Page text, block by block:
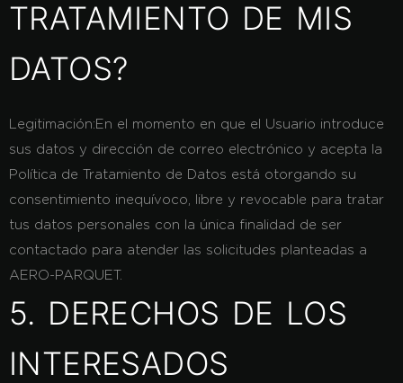
TRATAMIENTO DE MIS
DATOS?
Legitimación:En el momento en que el Usuario introduce
sus datos y dirección de correo electrónico y acepta la
Política de Tratamiento de Datos está otorgando su
consentimiento inequívoco, libre y revocable para tratar
tus datos personales con la única finalidad de ser
contactado para atender las solicitudes planteadas a
AERO-PARQUET.
5. DERECHOS DE LOS
INTERESADOS